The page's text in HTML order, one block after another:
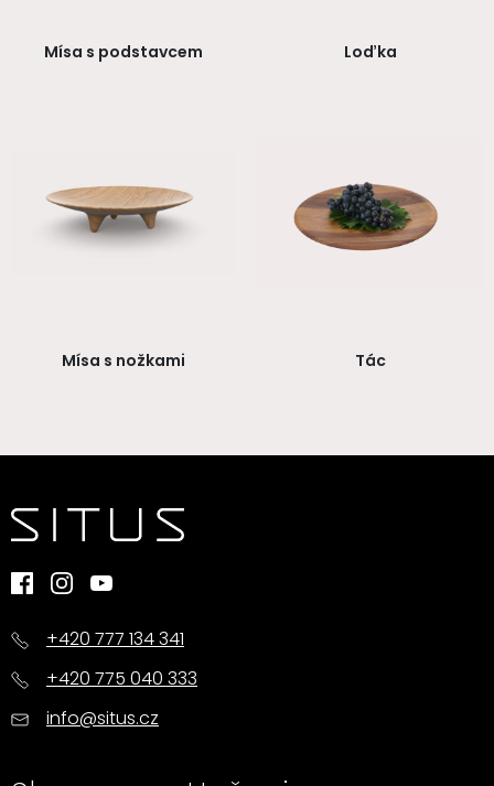
Mísa s podstavcem Loďka
Mísa s nožkami Tác
+420 777 134 341
+420 775 040 333
info@situs.cz